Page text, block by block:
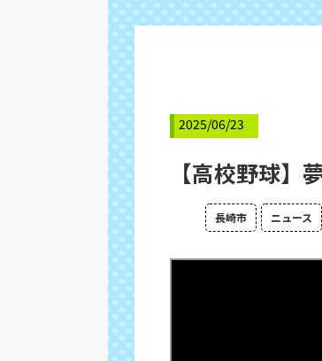
2025/06/23
【高校野球】
長崎市 ニュース